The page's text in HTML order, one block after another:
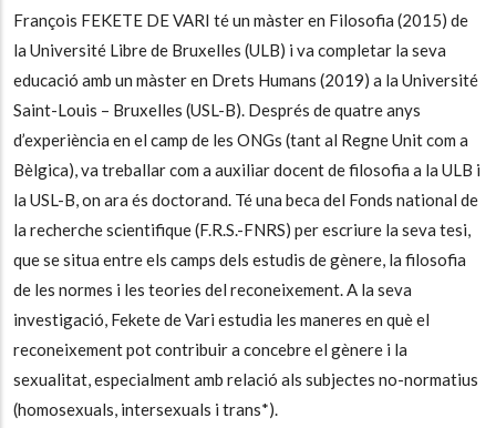
François FEKETE DE VARI té un màster en Filosofia (2015) de
la Université Libre de Bruxelles (ULB) i va completar la seva
educació amb un màster en Drets Humans (2019) a la Université
Saint-Louis – Bruxelles (USL-B). Després de quatre anys
d’experiència en el camp de les ONGs (tant al Regne Unit com a
Bèlgica), va treballar com a auxiliar docent de filosofia a la ULB i
la USL-B, on ara és doctorand. Té una beca del Fonds national de
la recherche scientifique (F.R.S.-FNRS) per escriure la seva tesi,
que se situa entre els camps dels estudis de gènere, la filosofia
de les normes i les teories del reconeixement. A la seva
investigació, Fekete de Vari estudia les maneres en què el
reconeixement pot contribuir a concebre el gènere i la
sexualitat, especialment amb relació als subjectes no-normatius
(homosexuals, intersexuals i trans*).